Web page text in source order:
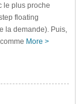
le plus proche
floating
la demande). Puis,
More >